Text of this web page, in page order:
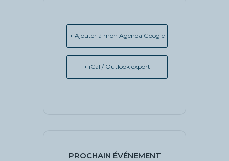
+ Ajouter à mon Agenda Google
+ iCal / Outlook export
PROCHAIN ÉVÉNEMENT